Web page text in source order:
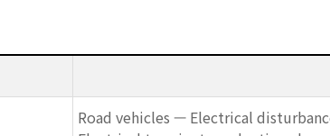
Road vehicles — Electrical